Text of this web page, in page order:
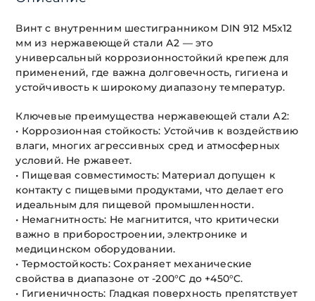
Винт с внутренним шестигранником DIN 912 М5х12
мм из нержавеющей стали А2 — это
универсальный коррозионностойкий крепеж для
применений, где важна долговечность, гигиена и
устойчивость к широкому диапазону температур.
Ключевые преимущества нержавеющей стали А2:
• Коррозионная стойкость: Устойчив к воздействию
влаги, многих агрессивных сред и атмосферных
условий. Не ржавеет.
• Пищевая совместимость: Материал допущен к
контакту с пищевыми продуктами, что делает его
идеальным для пищевой промышленности.
• Немагнитность: Не магнитится, что критически
важно в приборостроении, электронике и
медицинском оборудовании.
• Термостойкость: Сохраняет механические
свойства в диапазоне от -200°C до +450°C.
• Гигиеничность: Гладкая поверхность препятствует